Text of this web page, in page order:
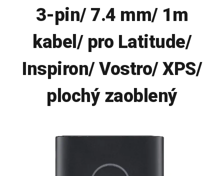
3-pin/ 7.4 mm/ 1m
kabel/ pro Latitude/
Inspiron/ Vostro/ XPS/
plochý zaoblený